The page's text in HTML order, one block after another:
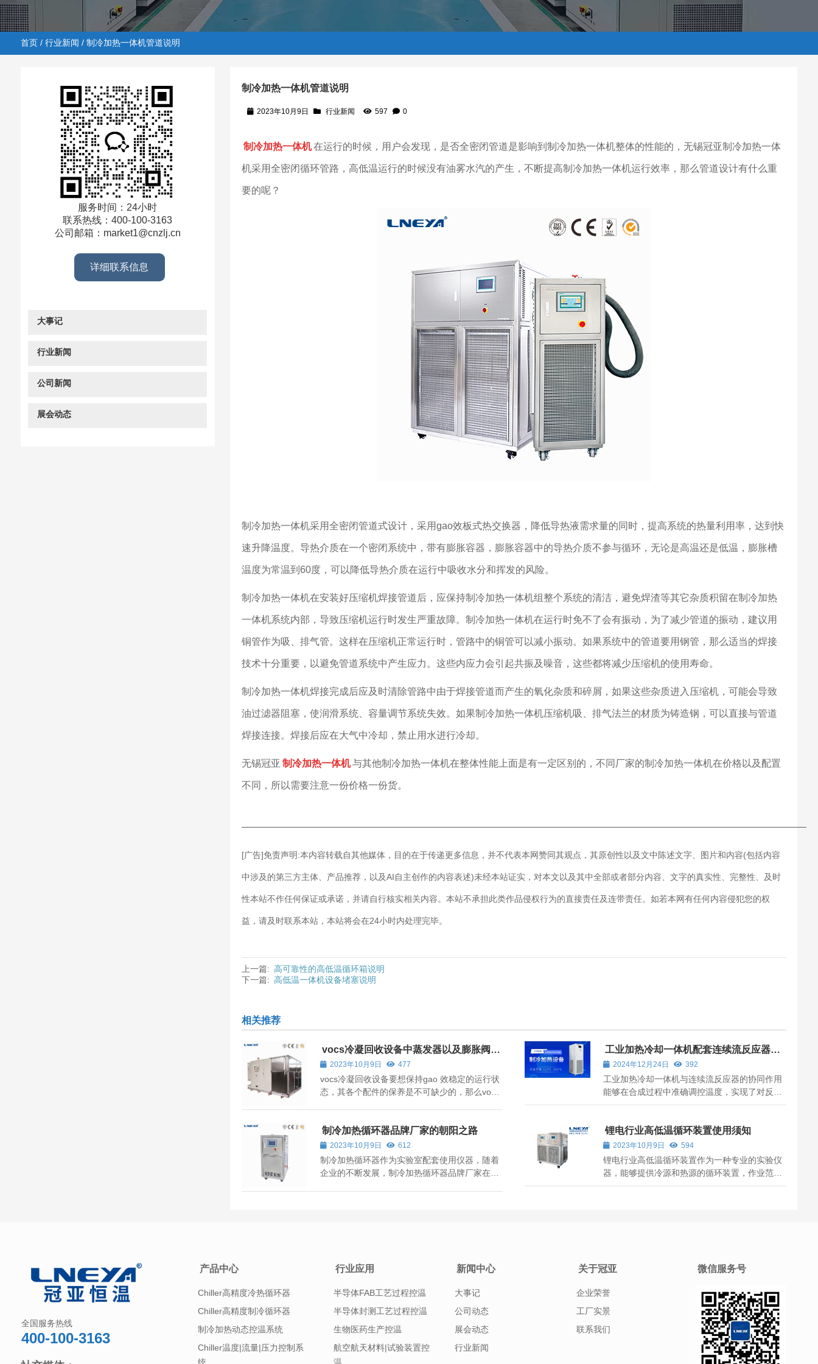
行业新闻/ 制冷加热一体机管道说明
首页/ 行业新闻 / 制冷加热一体机管道说明
制冷加热一体机管道说明
2023年10月9日 行业新闻 597 0
制冷加热一体机在运行的时候，用户会发现，是否全密闭管道是影响到制冷加热一体机整体的性能的，无锡冠亚制冷加热一体
机采用全密闭循环管路，高低温运行的时候没有油雾水汽的产生，不断提高制冷加热一体机运行效率，那么管道设计有什么重
要的呢？
制冷加热一体机采用全密闭管道式设计，采用gao效板式热交换器，降低导热液需求量的同时，提高系统的热量利用率，达到快
速升降温度。导热介质在一个密闭系统中，带有膨胀容器，膨胀容器中的导热介质不参与循环，无论是高温还是低温，膨胀槽
温度为常温到60度，可以降低导热介质在运行中吸收水分和挥发的风险。
制冷加热一体机在安装好压缩机焊接管道后，应保持制冷加热一体机组整个系统的清洁，避免焊渣等其它杂质积留在制冷加热
一体机系统内部，导致压缩机运行时发生严重故障。制冷加热一体机在运行时免不了会有振动，为了减少管道的振动，建议用
铜管作为吸、排气管。这样在压缩机正常运行时，管路中的铜管可以减小振动。如果系统中的管道要用钢管，那么适当的焊接
技术十分重要，以避免管道系统中产生应力。这些内应力会引起共振及噪音，这些都将减少压缩机的使用寿命。
制冷加热一体机焊接完成后应及时清除管路中由于焊接管道而产生的氧化杂质和碎屑，如果这些杂质进入压缩机，可能会导致
油过滤器阻塞，使润滑系统、容量调节系统失效。如果制冷加热一体机压缩机吸、排气法兰的材质为铸造钢，可以直接与管道
焊接连接。焊接后应在大气中冷却，禁止用水进行冷却。
无锡冠亚 制冷加热一体机与其他制冷加热一体机在整体性能上面是有一定区别的，不同厂家的制冷加热一体机在价格以及配置
不同，所以需要注意一份价格一份货。
——————————————————————————————————————————————————————————
[广告]免责声明:本内容转载自其他媒体，目的在于传递更多信息，并不代表本网赞同其观点，其原创性以及文中陈述文字、图片和内容(包括内容
中涉及的第三方主体、产品推荐，以及AI自主创作的内容表述)未经本站证实，对本文以及其中全部或者部分内容、文字的真实性、完整性、及时
性本站不作任何保证或承诺，并请自行核实相关内容。本站不承担此类作品侵权行为的直接责任及连带责任。如若本网有任何内容侵犯您的权
益，请及时联系本站，本站将会在24小时内处理完毕。
上一篇: 高可靠性的高低温循环箱说明
下一篇: 高低温一体机设备堵塞说明
相关推荐
vocs冷凝回收设备中蒸发器以及膨胀阀保
养心得
2023年10月9日 477
vocs冷凝回收设备要想保持gao 效稳定的运行状
态，其各个配件的保养是不可缺少的，那么vocs
备出现故障，将直接影响设备的运行安全和稳
定。不同的部件需要制定不同的维修计划，...
工业加热冷却一体机配套连续流反应器应
用2024年12月24日 392
工业加热冷却一体机与连续流反应器的协同作用
能够在合成过程中准确调控温度，实现了对反应
温度的准确控制，为研发和应用提供了有力支
制冷加热循环器品牌厂家的朝阳之路
2023年10月9日 612
制冷加热循环器作为实验室配套使用仪器，随着
企业的不断发展，制冷加热循环器品牌厂家在市
锂电行业高低温循环装置使用须知
2023年10月9日 594
锂电行业高低温循环装置作为一种专业的实验仪
器，能够提供冷源和热源的循环装置，作业范围
宽广，用于化工、生物等职业，为反应釜、槽等
服务时间：24小时
联系热线：400-100-3163
公司邮箱：market1@cnzlj.cn
详细联系信息
大事记
行业新闻
公司新闻
展会动态
全国服务热线
400-100-3163
产品中心
Chiller高精度冷热循环器
Chiller高精度制冷循环器
制冷加热动态控温系统
Chiller温度|流量|压力控制系
行业应用
半导体FAB工艺过程控温
半导体封测工艺过程控温
生物医药生产控温
航空航天材料|试验装置控
新闻中心
大事记
公司动态
展会动态
行业新闻
关于冠亚
企业荣誉
工厂实景
联系我们
微信服务号